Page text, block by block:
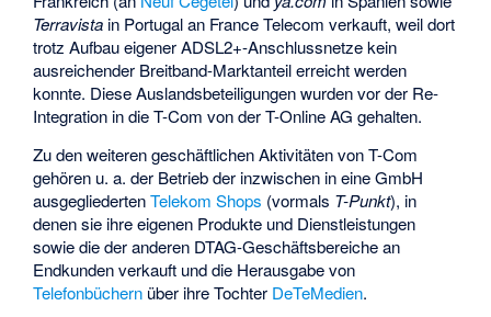
Terravista in Portugal an France Telecom verkauft, weil dort
trotz Aufbau eigener ADSL2+-Anschlussnetze kein
ausreichender Breitband-Marktanteil erreicht werden
konnte. Diese Auslandsbeteiligungen wurden vor der Re-
Integration in die T-Com von der T-Online AG gehalten.
Zu den weiteren geschäftlichen Aktivitäten von T-Com
gehören u. a. der Betrieb der inzwischen in eine GmbH
ausgegliedertenTelekom Shops (vormals T-Punkt), in
denen sie ihre eigenen Produkte und Dienstleistungen
sowie die der anderen DTAG-Geschäftsbereiche an
Endkunden verkauft und die Herausgabe von
Telefonbüchern über ihre Tochter DeTeMedien.